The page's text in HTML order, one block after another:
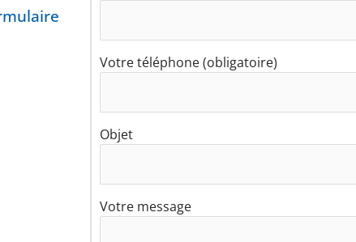
Votre téléphone (obligatoire)
Objet
Votre message